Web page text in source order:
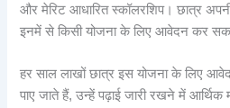
और मेरिट आधारित स्कॉलरशिप। छात्र
इनमें से किसी योजना के लिए आवेदन कर
हर साल लाखों छात्र इस योजना के लिए
पाए जाते हैं, उन्हें पढ़ाई जारी रखने में